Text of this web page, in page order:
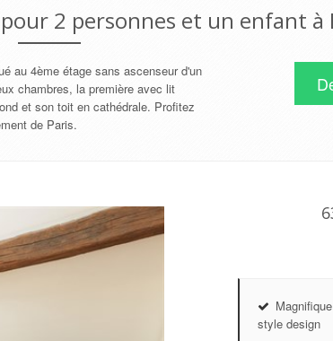
2 personnes et un enfant à
au 4ème étage sans ascenseur d'un
chambres, la première avec lit
et son toit en cathédrale. Profitez
de Paris.
style design